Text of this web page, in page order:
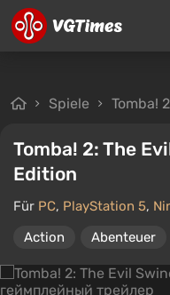
Spiele Tomba!
Tomba! 2: The
Edition
Für PC, PlayStation 5,
Action
Abenteuer